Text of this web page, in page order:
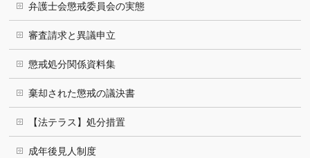
弁護士会懲戒委員会の実態
審査請求と異議申立
懲戒処分関係資料集
棄却された懲戒の議決書
【法テラス】処分措置
成年後見人制度